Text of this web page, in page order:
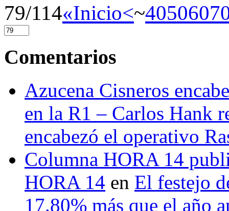
79/114«Inicio<~405060
Comentarios
Azucena Cisneros
en la R1 – Carlos Hank
encabezó el operativo
Columna HORA 14
HORA 14 en El festejo
17.80% más que el año